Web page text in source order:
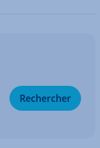
Re­cher­cher